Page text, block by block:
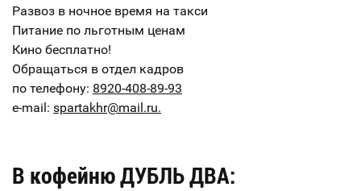
Развоз в ночное время на такси
Питание по льготным ценам
Кино бесплатно!
Обращаться в отдел кадров
по телефону: 8920-408-89-93
e-mail: spartakhr@mail.ru.
В кофейню ДУБЛЬ ДВА: